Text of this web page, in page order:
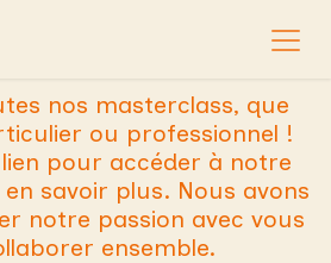
nos masterclass, que
ou professionnel !
pour accéder à notre
savoir plus. Nous avons
notre passion avec vous
ensemble.